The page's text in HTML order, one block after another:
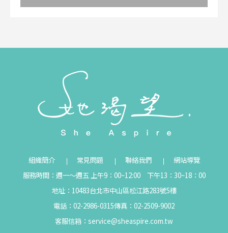
組織簡介 常見問題 聯絡我們
網站導覽
服務時間：週一～週五 上午9：00~12:00 下午13：30~18：00
地址：10483台北市中山區松江路283號5樓
電話：02-2986-0315傳真：02-2509-9002
客服信箱： service@sheaspire.com.tw